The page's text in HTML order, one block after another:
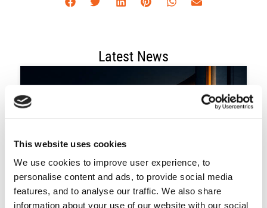
This website uses cookies
We use cookies to improve user experience, to
personalise content and ads, to provide social media
features, and to analyse our traffic. We also share
information about your use of our website with our social
Latest News